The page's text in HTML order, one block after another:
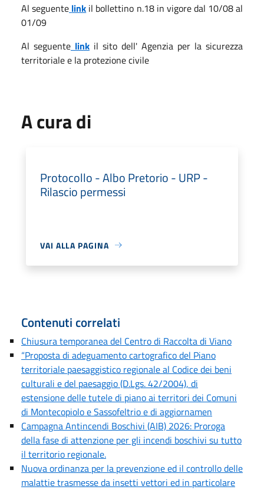
Al seguente link il bollettino n.18 in vigore dal 10/08 al
01/09
Al seguente link il sito dell' Agenzia per la sicurezza
territoriale e la protezione civile
A cura di
Protocollo - Albo Pretorio - URP -
Rilascio permessi
VAI ALLA PAGINA
Contenuti correlati
Chiusura temporanea del Centro di Raccolta di Viano
“Proposta di adeguamento cartografico del Piano
territoriale paesaggistico regionale al Codice dei beni
culturali e del paesaggio (D.Lgs. 42/2004), di
estensione delle tutele di piano ai territori dei Comuni
di Montecopiolo e Sassofeltrio e di aggiornamen
Campagna Antincendi Boschivi (AIB) 2026: Proroga
della fase di attenzione per gli incendi boschivi su tutto
il territorio regionale.
Nuova ordinanza per la prevenzione ed il controllo delle
malattie trasmesse da insetti vettori ed in particolare